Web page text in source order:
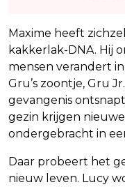
Maxime heeft
kakkerlak-DNA. Hij
mensen verandert
Gru’s zoontje, Gru
gevangenis
gezin krijgen
ondergebracht in
Daar probeert het
nieuw leven. Lucy